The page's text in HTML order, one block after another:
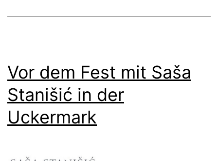
Vor dem Fest mit Saša
Stanišić in der
Uckermark